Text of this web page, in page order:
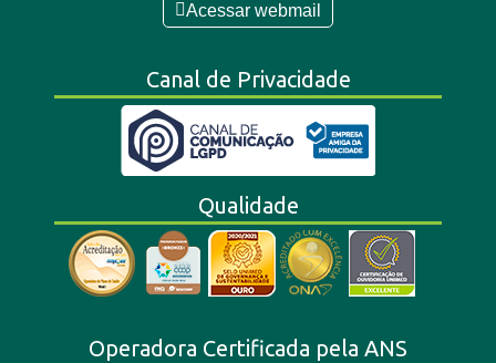
Acessar webmail
Canal de Privacidade
Qualidade
Operadora Certificada pela ANS